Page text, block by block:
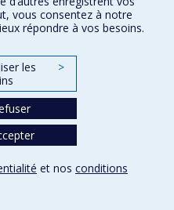
vous consentez à notre
répondre à vos besoins.
les
>
et nos conditions